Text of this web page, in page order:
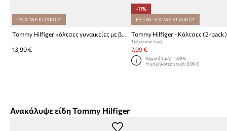
-15% ΜΕ ΚΩΔΙΚΟ*
Tommy Hilfiger κάλτσες γυναικείες με βαμβάκι 2-pack
13,99 €
-11%
ΕΞΤΡΑ -5% ΜΕ ΚΩΔΙΚΟ*
Tommy Hilfiger - Κάλτσες (2-pack)
Τρέχουσα τιμή:
7,99 €
Αρχική τιμή: 11,99 €
Η χαμηλότερη τιμή: 8,99 €
Ανακάλυψε είδη Tommy Hilfiger